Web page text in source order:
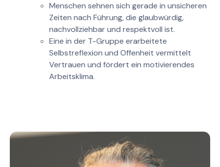
Menschen sehnen sich gerade in unsicheren
Zeiten nach Führung, die glaubwürdig,
nachvollziehbar und respektvoll ist.
Eine in der T-Gruppe erarbeitete
Selbstreflexion und Offenheit vermittelt
Vertrauen und fördert ein motivierendes
Arbeitsklima.